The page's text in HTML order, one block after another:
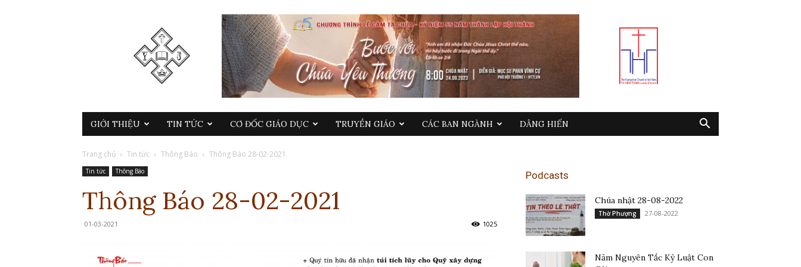
GIỚI THIỆU TIN TỨC CƠ ĐỐC GIÁO DỤC TRUYỀN GIÁO CÁC BAN NGÀNH DÂNG HIẾN
Trang chủ Tin tức Thông Báo Thông Báo 28-02-2021
Tin tức Thông Báo
Thông Báo 28-02-2021
01-03-2021 1025
Podcasts
Chúa nhật 28-08-2022
Thờ Phượng 27-08-2022
Năm Nguyên Tắc Kỷ Luật Con